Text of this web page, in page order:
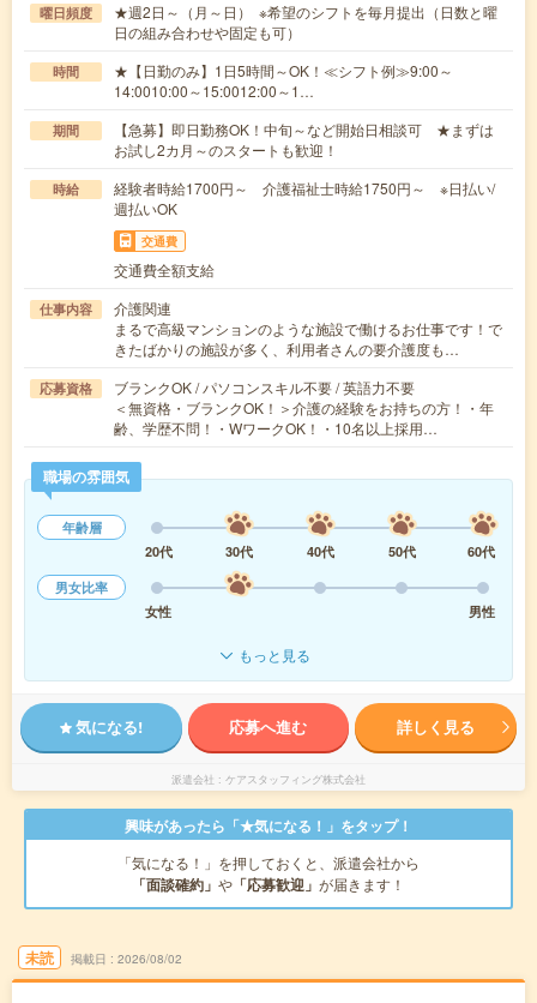
曜日頻度
★週2日～（月～日） ※希望のシフトを毎月提出（日数と曜
日の組み合わせや固定も可）
時間
★【日勤のみ】1日5時間～OK！≪シフト例≫9:00～
14:0010:00～15:0012:00～1…
期間
【急募】即日勤務OK！中旬～など開始日相談可 ★まずは
お試し2カ月～のスタートも歓迎！
時給
経験者時給1700円～ 介護福祉士時給1750円～ ※日払い/
週払いOK
交通費
交通費全額支給
仕事内容
介護関連
まるで高級マンションのような施設で働けるお仕事です！で
きたばかりの施設が多く、利用者さんの要介護度も…
応募資格
ブランクOK / パソコンスキル不要 / 英語力不要
＜無資格・ブランクOK！＞介護の経験をお持ちの方！・年
齢、学歴不問！・WワークOK！・10名以上採用…
職場の雰囲気
年齢層
20代
30代 40代 50代
60代
男女比率
女性
男性
もっと見る
気になる! 応募へ進む 詳しく見る
派遣会社 ケアスタッフィング株式会社
興味があったら「★気になる！」をタップ！
「気になる！」を押しておくと、派遣会社から
「面談確約」 や 「応募歓迎」 が届きます！
未読 掲載日 2026/08/02